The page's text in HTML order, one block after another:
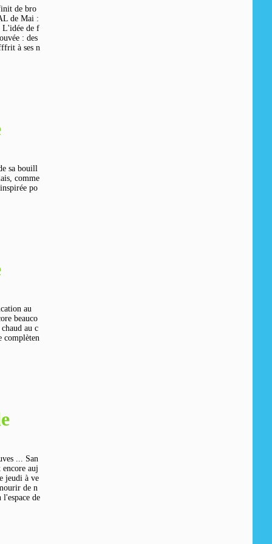
de bro
de Mai :
L'idée de f
: des
à ses n
sa bouill
comme
po
au
beauco
au c
complèten
... San
encore auj
jeudi à ve
de n
de